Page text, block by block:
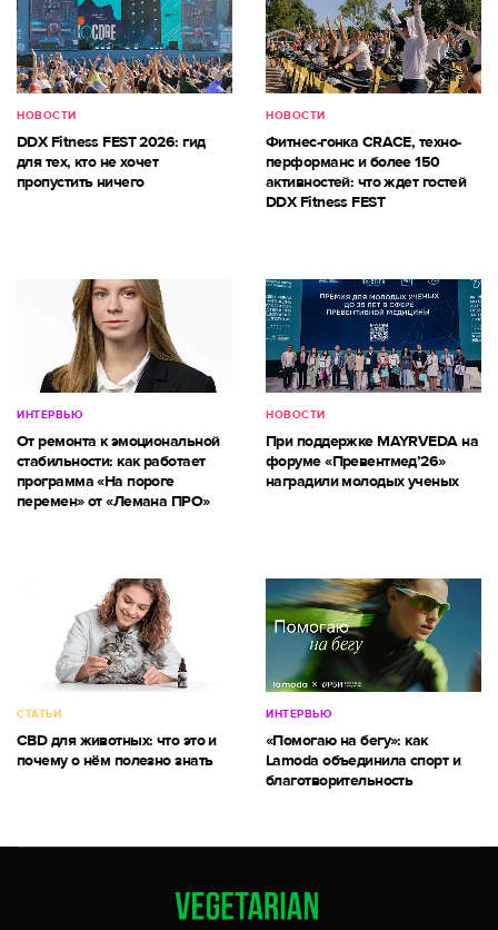
НОВОСТИ
DDX Fitness FEST 2026: гид
для тех, кто не хочет
пропустить ничего
НОВОСТИ
Фитнес-гонка CRACE, техно-
перформанс и более 150
активностей: что ждет гостей
DDX Fitness FEST
ИНТЕРВЬЮ
От ремонта к эмоциональной
стабильности: как работает
программа «На пороге
перемен» от «Лемана ПРО»
НОВОСТИ
При поддержке MAYRVEDA на
форуме «Превентмед’26»
наградили молодых ученых
СТАТЬИ
CBD для животных: что это и
почему о нём полезно знать
ИНТЕРВЬЮ
«Помогаю на бегу»: как
Lamoda объединила спорт и
благотворительность